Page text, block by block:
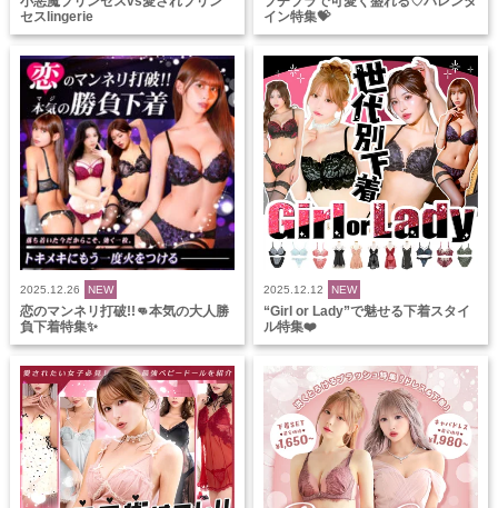
セスlingerie
イン特集💝
2025.12.26 NEW
恋のマンネリ打破!!👊本気の大人勝
負下着特集✨
2025.12.12 NEW
“Girl or Lady”で魅せる下着スタイ
ル特集❤️